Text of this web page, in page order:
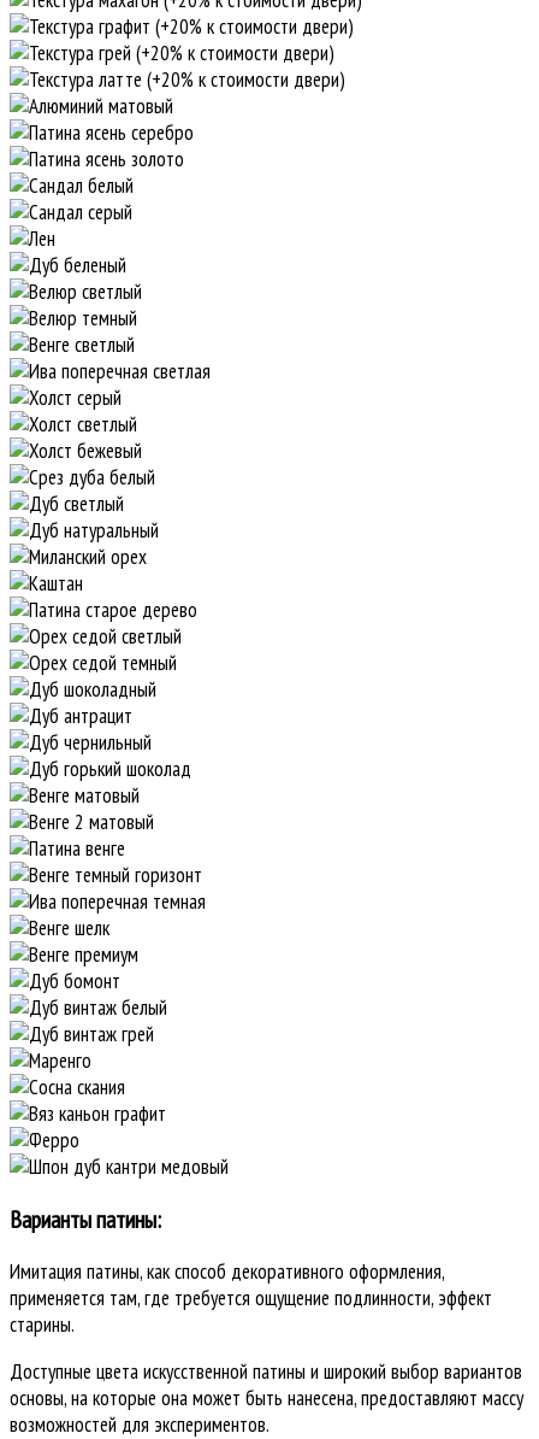
Варианты патины:
Имитация патины, как способ декоративного оформления,
применяется там, где требуется ощущение подлинности, эффект
старины.
Доступные цвета искусственной патины и широкий выбор вариантов
основы, на которые она может быть нанесена, предоставляют массу
возможностей для экспериментов.